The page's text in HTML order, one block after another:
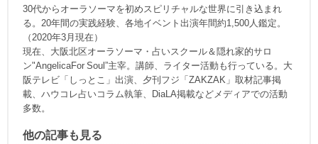
30代からオーラソーマを初めスピリチャルな世界に引き込まれ
る。20年間の実践経験、各地イベント出演年間約1,500人鑑定。
（2020年3月現在）
現在、大阪北区オーラソーマ・占いスクール＆隠れ家的サロ
ン"AngelicaFor Soul”主宰。講師、ライター活動も行っている。大
阪テレビ「しっとこ」出演、夕刊フジ「ZAKZAK」取材記事掲
載、ハウコレ占いコラム執筆、DiaLA掲載などメディアでの活動
多数。
他の記事も見る